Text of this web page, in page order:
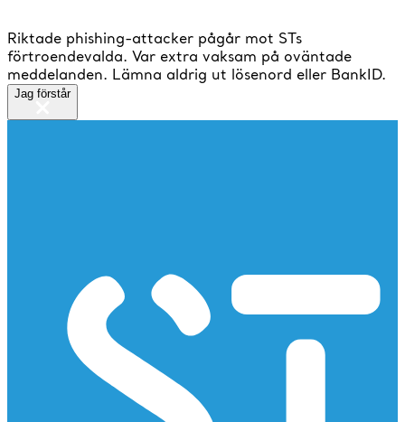
Riktade phishing-attacker pågår mot STs
förtroendevalda. Var extra vaksam på oväntade
meddelanden. Lämna aldrig ut lösenord eller BankID.
Jag förstår